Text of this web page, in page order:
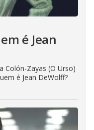
é Jean
Colón-Zayas (O Urso)
é Jean DeWolff?